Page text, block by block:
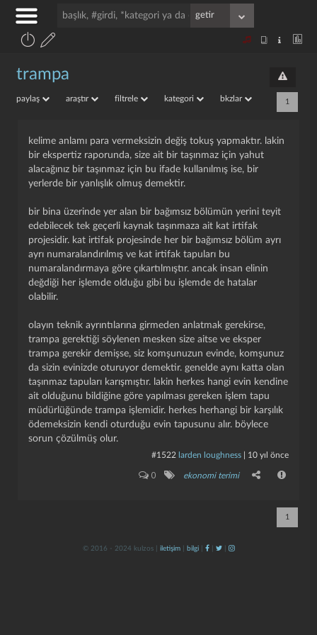
trampa
paylaş araştır filtrele kategori bkzlar 1
kelime anlamı para vermeksizin değiş tokuş yapmaktır. lakin
bir ekspertiz raporunda, size ait bir taşınmaz için yahut
alacağınız bir taşınmaz için bu ifade kullanılmış ise, bir
yerlerde bir yanlışlık olmuş demektir.
bir bina üzerinde yer alan bir bağımsız bölümün yerini teyit
edebilecek tek geçerli kaynak taşınmaza ait kat irtifak
projesidir. kat irtifak projesinde her bir bağımsız bölüm ayrı
ayrı numaralandırılmış ve kat irtifak tapuları bu
numaralandırmaya göre çıkartılmıştır. ancak insan elinin
değdiği her işlemde olduğu gibi bu işlemde de hatalar
olabilir.
olayın teknik ayrıntılarına girmeden anlatmak gerekirse,
trampa gerektiği söylenen mesken size aitse ve eksper
trampa gerekir demişse, siz komşunuzun evinde, komşunuz
da sizin evinizde oturuyor demektir. genelde aynı katta olan
taşınmaz tapuları karışmıştır. lakin herkes hangi evin kendine
ait olduğunu bildiğine göre yapılması gereken işlem tapu
müdürlüğünde trampa işlemidir. herkes herhangi bir karşılık
ödemeksizin kendi oturduğu evin tapusunu alır. böylece
sorun çözülmüş olur.
#1522 larden loughness 10 yıl önce
0 ekonomi terimi
1
© 2016 - 2024 kulzos | iletişim| bilgi| | |